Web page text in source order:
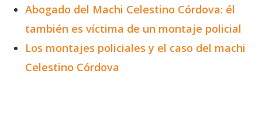
Abogado del Machi Celestino Córdova: él
también es víctima de un montaje policial
Los montajes policiales y el caso del machi
Celestino Córdova